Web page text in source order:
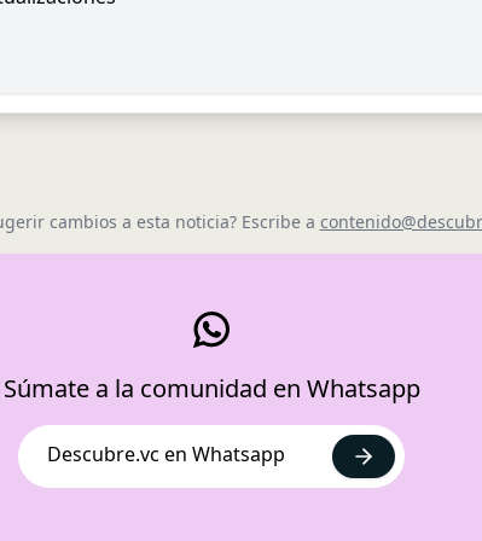
cambios a esta noticia? Escribe a
Súmate a la comunidad en Whatsapp
Descubre.vc en Whatsapp